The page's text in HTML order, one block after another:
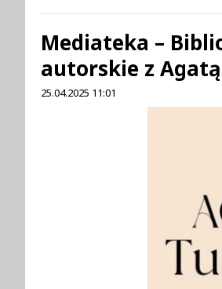
Mediateka –
autorskie z
25.04.2025 11:01